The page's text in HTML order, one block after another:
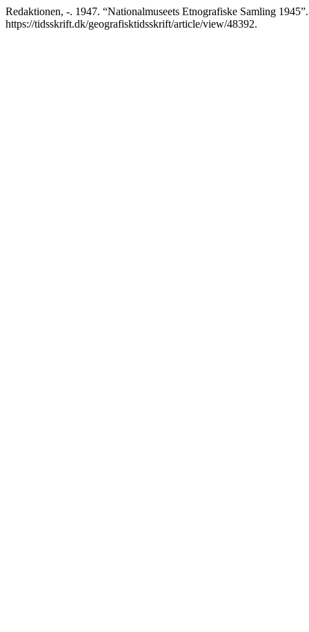
Redaktionen, -. 1947. “Nationalmuseets Etnografiske Samling
https://tidsskrift.dk/geografisktidsskrift/article/view/48392.